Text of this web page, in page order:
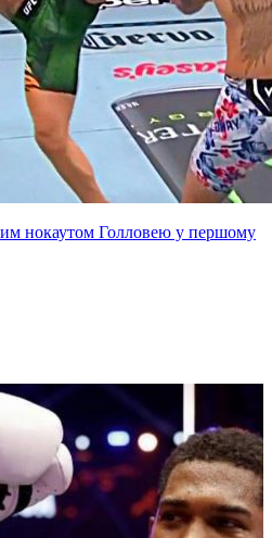
нокаутом Голловею у першому